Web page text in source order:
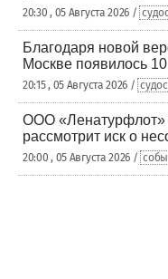
20:30 , 05 Августа 2026 /
Благодаря новой
Москве появилось
20:15 , 05 Августа 2026 /
ООО «Ленатурфлот»
рассмотрит иск о
20:00 , 05 Августа 2026 /